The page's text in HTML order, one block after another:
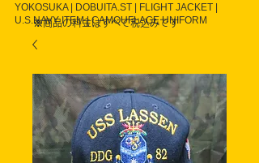
YOKOSUKA | DOBUITA.ST | FLIGHT JACKET |
U.S.NAVY ITEM | CAMOUFLAGE UNIFORM
※商品の料金はすべて税込みです